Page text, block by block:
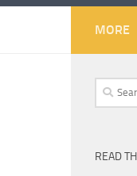
MORE
Search
for:
READ